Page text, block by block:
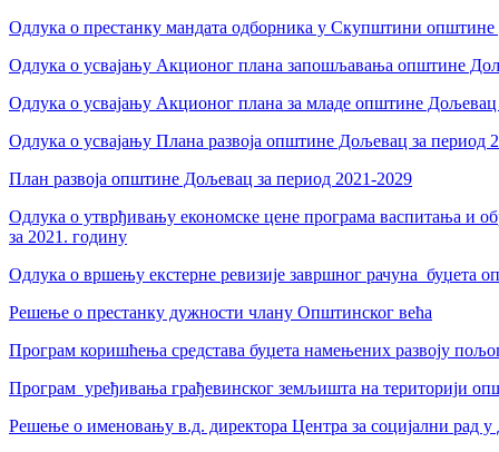
Одлука о престанку мандата одборника у Скупштини
Одлука о усвајању Акционог плана запошљавања општине
Одлука о усвајању Акционог плана за младе општине Дољевац
Одлука о усвајању Плана развоја општине Дољевац за период
План развоја општине Дољевац за период 2021-2029
Одлука о утврђивању економске цене програма васпитања и
за 2021. годину
Одлука о вршењу екстерне ревизије завршног рачуна буџета
Решење о престанку дужности члану Општинског већа
Програм коришћења средстава буџета намењених развоју
Програм уређивања грађевинског земљишта на територији
Решење о именовању в.д. директора Центра за социјални рад